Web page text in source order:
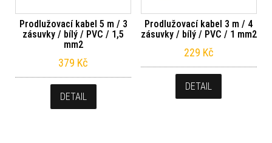
Prodlužovací kabel 5 m / 3
zásuvky / bílý / PVC / 1,5
mm2
379 Kč
DETAIL
Prodlužovací kabel 3 m / 4
zásuvky / bílý / PVC / 1 mm2
229 Kč
DETAIL